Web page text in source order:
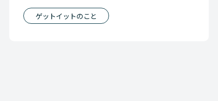
やることで、ただ単に２の成果ではなく
ゲットイットのこと